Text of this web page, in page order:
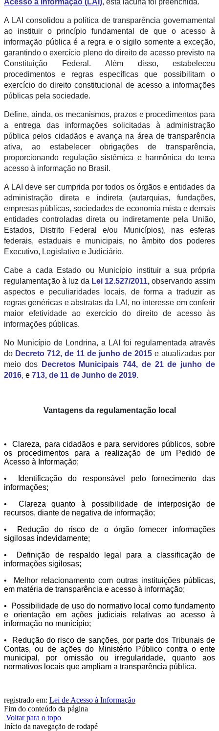
A LAI consolidou a política de transparência governamental
ao instituir o princípio fundamental de que o acesso à
informação pública é a regra e o sigilo somente a exceção,
garantindo o exercício pleno do direito de acesso previsto na
Constituição Federal. Além disso, estabeleceu
procedimentos e regras específicas que possibilitam o
exercício do direito constitucional de acesso a informações
públicas pela sociedade.
Define, ainda, os mecanismos, prazos e procedimentos para
a entrega das informações solicitadas à administração
pública pelos cidadãos e avança na área de transparência
ativa, ao estabelecer obrigações de transparência,
proporcionando regulação sistêmica e harmônica do tema
acesso à informação no Brasil.
A LAI deve ser cumprida por todos os órgãos e entidades da
administração direta e indireta (autarquias, fundações,
empresas públicas, sociedades de economia mista e demais
entidades controladas direta ou indiretamente pela União,
Estados, Distrito Federal e/ou Municípios), nas esferas
federais, estaduais e municipais, no âmbito dos poderes
Executivo, Legislativo e Judiciário.
Cabe a cada Estado ou Município instituir a sua própria
regulamentação à luz da Lei 12.527/2011, observando assim
aspectos e peculiaridades locais, de forma a traduzir as
regras genéricas e abstratas da LAI, no interesse em conferir
maior efetividade ao exercício do direito de acesso às
informações públicas.
No Município de Londrina, a LAI foi regulamentada através
do Decreto 712, de 11 de junho de 2015 e atualizadas por
meio dos
Decretos Municipais 744, de 21 de junho de
2016, e 713, de 11 de Junho de 2019.
Vantagens da regulamentação local
• Clareza, para cidadãos e para servidores públicos, sobre
os procedimentos para a realização de um Pedido de
Acesso à Informação;
• Identificação do responsável pelo fornecimento das
informações;
• Clareza quanto à possibilidade de interposição de
recursos, diante de negativa de informação;
• Redução do risco de o órgão fornecer informações
sigilosas indevidamente;
• Definição de respaldo legal para a classificação de
informações sigilosas;
• Melhor relacionamento com outras instituições públicas,
em matéria de transparência e acesso à informação;
• Possibilidade de uso do normativo local como fundamento
e orientação em ações judiciais relativas ao acesso à
informação no município;
• Redução do risco de sanções, por parte dos Tribunais de
Contas, ou de ações do Ministério Público contra o ente
municipal, por omissão ou irregularidade, quanto aos
normativos locais que ampliam a transparência pública.
registrado em: Lei de Acesso à Informação
Fim do conteúdo da página
Voltar para o topo
Início da navegação de rodapé